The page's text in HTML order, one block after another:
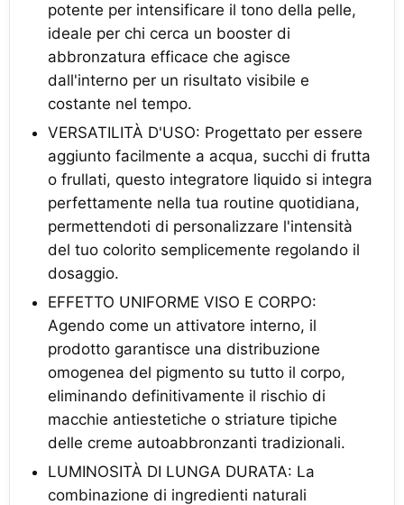
potente per intensificare il tono della pelle,
ideale per chi cerca un booster di
abbronzatura efficace che agisce
dall'interno per un risultato visibile e
costante nel tempo.
VERSATILITÀ D'USO: Progettato per essere
aggiunto facilmente a acqua, succhi di frutta
o frullati, questo integratore liquido si integra
perfettamente nella tua routine quotidiana,
permettendoti di personalizzare l'intensità
del tuo colorito semplicemente regolando il
dosaggio.
EFFETTO UNIFORME VISO E CORPO:
Agendo come un attivatore interno, il
prodotto garantisce una distribuzione
omogenea del pigmento su tutto il corpo,
eliminando definitivamente il rischio di
macchie antiestetiche o striature tipiche
delle creme autoabbronzanti tradizionali.
LUMINOSITÀ DI LUNGA DURATA: La
combinazione di ingredienti naturali